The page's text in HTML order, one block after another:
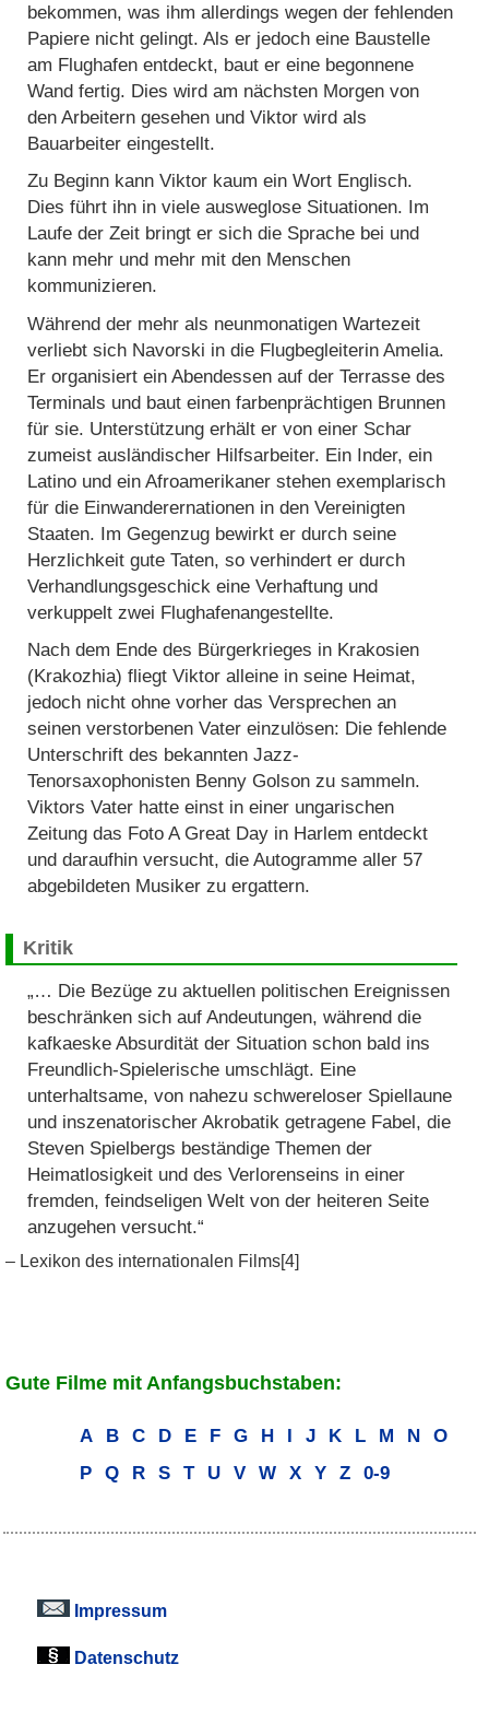
bekommen, was ihm allerdings wegen der fehlenden
Papiere nicht gelingt. Als er jedoch eine Baustelle
am Flughafen entdeckt, baut er eine begonnene
Wand fertig. Dies wird am nächsten Morgen von
den Arbeitern gesehen und Viktor wird als
Bauarbeiter eingestellt.
Zu Beginn kann Viktor kaum ein Wort Englisch.
Dies führt ihn in viele ausweglose Situationen. Im
Laufe der Zeit bringt er sich die Sprache bei und
kann mehr und mehr mit den Menschen
kommunizieren.
Während der mehr als neunmonatigen Wartezeit
verliebt sich Navorski in die Flugbegleiterin Amelia.
Er organisiert ein Abendessen auf der Terrasse des
Terminals und baut einen farbenprächtigen Brunnen
für sie. Unterstützung erhält er von einer Schar
zumeist ausländischer Hilfsarbeiter. Ein Inder, ein
Latino und ein Afroamerikaner stehen exemplarisch
für die Einwanderernationen in den Vereinigten
Staaten. Im Gegenzug bewirkt er durch seine
Herzlichkeit gute Taten, so verhindert er durch
Verhandlungsgeschick eine Verhaftung und
verkuppelt zwei Flughafenangestellte.
Nach dem Ende des Bürgerkrieges in Krakosien
(Krakozhia) fliegt Viktor alleine in seine Heimat,
jedoch nicht ohne vorher das Versprechen an
seinen verstorbenen Vater einzulösen: Die fehlende
Unterschrift des bekannten Jazz-
Tenorsaxophonisten Benny Golson zu sammeln.
Viktors Vater hatte einst in einer ungarischen
Zeitung das Foto A Great Day in Harlem entdeckt
und daraufhin versucht, die Autogramme aller 57
abgebildeten Musiker zu ergattern.
Kritik
„… Die Bezüge zu aktuellen politischen Ereignissen
beschränken sich auf Andeutungen, während die
kafkaeske Absurdität der Situation schon bald ins
Freundlich-Spielerische umschlägt. Eine
unterhaltsame, von nahezu schwereloser Spiellaune
und inszenatorischer Akrobatik getragene Fabel, die
Steven Spielbergs beständige Themen der
Heimatlosigkeit und des Verlorenseins in einer
fremden, feindseligen Welt von der heiteren Seite
anzugehen versucht.“
– Lexikon des internationalen Films[4]
Gute Filme mit Anfangsbuchstaben:
A B C D E F G H I J K L M N
O
P
Q R S T U V W X Y Z 0-9
Impressum
Datenschutz